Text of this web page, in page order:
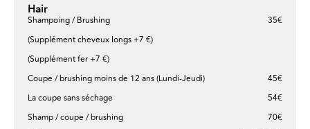
Hair
Shampoing / Brushing
35€
(Supplément cheveux longs +7 €)
(Supplément fer +7 €)
Coupe / brushing moins de 12 ans (Lundi-Jeudi)
45€
La coupe sans séchage
54€
Shamp / coupe / brushing
70€